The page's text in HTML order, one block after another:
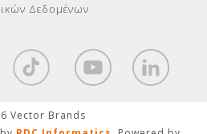
Δεδομένων
Vector Brands